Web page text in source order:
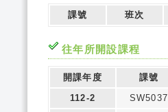
課號 班次
往年所開設課程
開課年度 課號
112-2
SW5037